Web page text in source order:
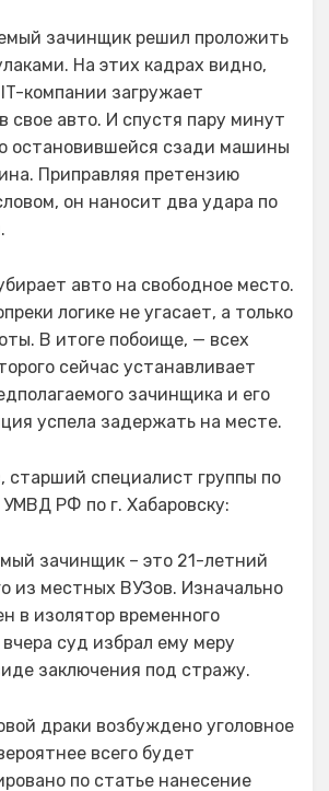
зачинщик решил проложить
На этих кадрах видно,
компании загружает
свое авто. И спустя пару минут
остановившейся сзади машины
Приправляя претензию
он наносит два удара по
авто на свободное место.
логике не угасает, а только
В итоге побоище, — всех
сейчас устанавливает
зачинщика и его
успела задержать на месте.
старший специалист группы по
РФ по г. Хабаровску:
зачинщик – это 21-летний
из местных ВУЗов. Изначально
в изолятор временного
суд избрал ему меру
заключения под стражу.
драки возбуждено уголовное
всего будет
по статье нанесение